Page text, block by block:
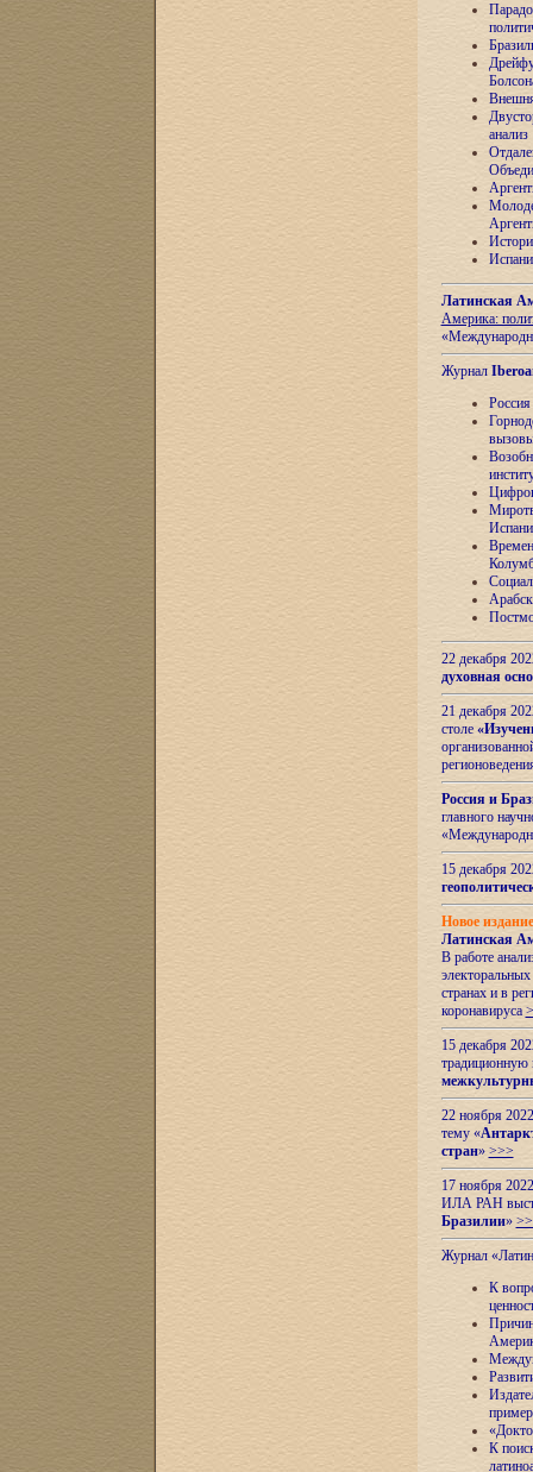
анализ
Латинская
Америка:
Журнал
22 декабря
духовная
21 декабря
столе
Россия и
главного
15 декабря
Новое
Латинская
В работе
странах и в
коронавируса
15 декабря
22 ноября
тему «
стран» >>>
17 ноября
ИЛА РАН
Бразилии»
Журнал
К
К